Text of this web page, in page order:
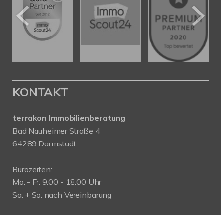
KONTAKT
terrakon Immobilienberatung
Bad Nauheimer Straße 4
64289 Darmstadt
Bürozeiten:
Mo. - Fr. 9.00 - 18.00 Uhr
Sa. + So. nach Vereinbarung